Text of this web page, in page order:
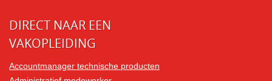
DIRECT NAAR EEN
VAKOPLEIDING
Accountmanager technische producten